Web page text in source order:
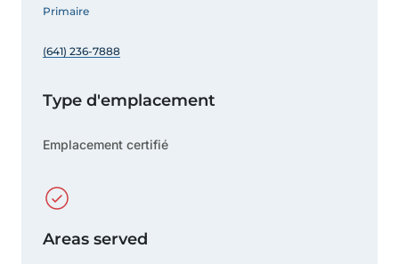
Primaire
(641) 236-7888
Type d'emplacement
Emplacement certifié
Areas served